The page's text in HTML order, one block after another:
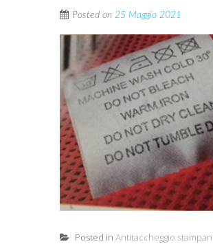
Posted on 25 Maggio 2021
Posted in Antitaccheggio